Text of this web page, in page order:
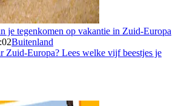
je tegenkomen op vakantie in Zuid-Europa
Buitenland
Zuid-Europa? Lees welke vijf beestjes je